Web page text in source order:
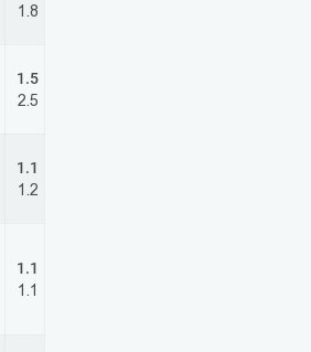
1.8
1.5
2.5
1.1
1.2
1.1
1.1